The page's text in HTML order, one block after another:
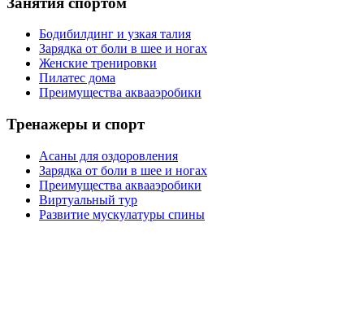
Бодибилдинг и узкая талия
Зарядка от боли в шее и ногах
Женские тренировки
Пилатес дома
Преимущества аквааэробики
Тренажеры и спорт
Асаны для оздоровления
Зарядка от боли в шее и ногах
Преимущества аквааэробики
Виртуальный тур
Развитие мускулатуры спины